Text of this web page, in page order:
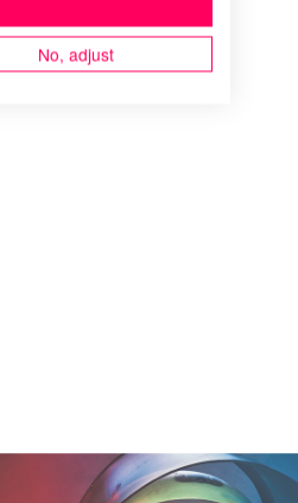
No, adjust